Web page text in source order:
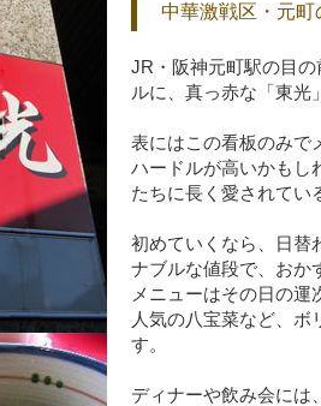
中華激戦区・元町
JR・阪神元町駅の目
ルに、真っ赤な「東光
表にはこの看板のみで
ハードルが高いかもし
たちに長く愛されてい
初めていくなら、日替
ナブルな値段で、おか
メニューはその日の
人気の八宝菜など、ボ
す。
ディナーや飲み会には